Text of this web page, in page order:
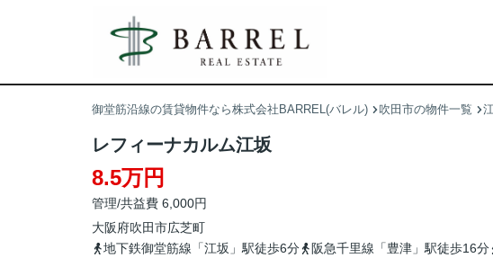
御堂筋沿線の賃貸物件なら株式会社BARREL(バレル) 吹田市の物件一覧
レフィーナカルム江坂
8.5万円
管理/共益費 6,000円
大阪府吹田市広芝町
地下鉄御堂筋線「江坂」駅徒歩6分
阪急千里線「豊津」駅徒歩16分